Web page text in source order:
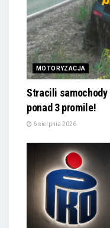
MOTORYZACJA
Stracili samochody
ponad 3 promile!
6 sierpnia 2026